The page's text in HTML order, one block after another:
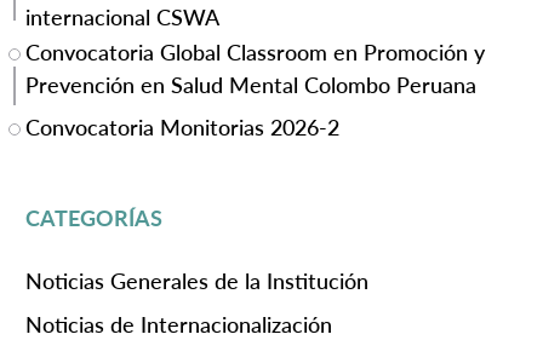
internacional CSWA
Convocatoria Global Classroom en Promoción y
Prevención en Salud Mental Colombo Peruana
Convocatoria Monitorias 2026-2
CATEGORÍAS
Noticias Generales de la Institución
Noticias de Internacionalización